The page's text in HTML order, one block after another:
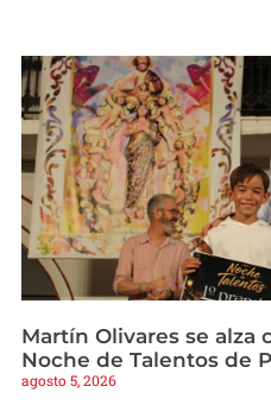
Martín Olivares se alza
Noche de Talentos de
agosto 5, 2026